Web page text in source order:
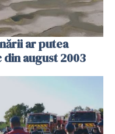
ar putea
august 2003